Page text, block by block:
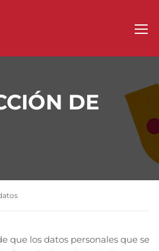
DE
que los datos personales que se